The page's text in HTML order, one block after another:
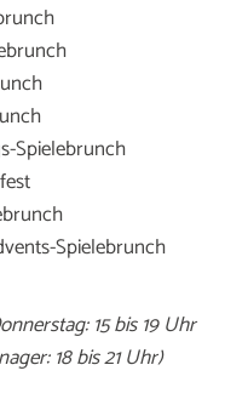
Spielebrunch
Spielebrunch
15 bis 19 Uhr
18 bis 21 Uhr)